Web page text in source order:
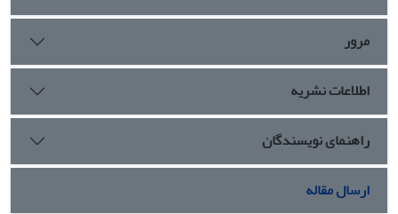
گفت‌وگویی به فضایل جمع‌گرای سعادت‌محور در سیاست رضوی
مرور
اطلاعات نشریه
راهنمای نویسندگان
ارسال مقاله